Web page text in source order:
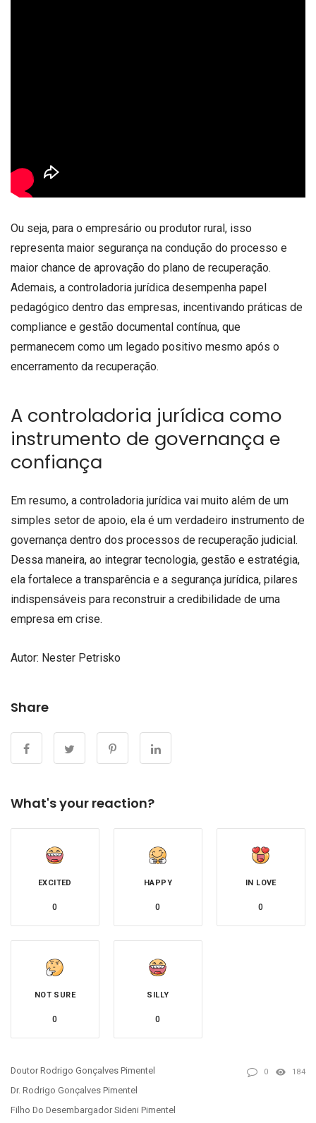
Ou seja, para o empresário ou produtor rural, isso
representa maior segurança na condução do processo e
maior chance de aprovação do plano de recuperação.
Ademais, a controladoria jurídica desempenha papel
pedagógico dentro das empresas, incentivando práticas de
compliance e gestão documental contínua, que
permanecem como um legado positivo mesmo após o
encerramento da recuperação.
A controladoria jurídica como
instrumento de governança e
confiança
Em resumo, a controladoria jurídica vai muito além de um
simples setor de apoio, ela é um verdadeiro instrumento de
governança dentro dos processos de recuperação judicial.
Dessa maneira, ao integrar tecnologia, gestão e estratégia,
ela fortalece a transparência e a segurança jurídica, pilares
indispensáveis para reconstruir a credibilidade de uma
empresa em crise.
Autor: Nester Petrisko
Share
What's your reaction?
EXCITED
0
HAPPY
0
IN LOVE
0
NOT SURE
0
SILLY
0
Doutor Rodrigo Gonçalves Pimentel
Dr. Rodrigo Gonçalves Pimentel
Filho Do Desembargador Sideni Pimentel
0 184